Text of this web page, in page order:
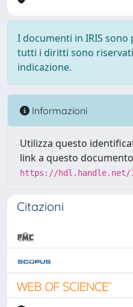
I documenti in IRIS
tutti i diritti sono
indicazione.
Informazioni
Utilizza questo
link a questo
https://hdl.handle.net/
Citazioni